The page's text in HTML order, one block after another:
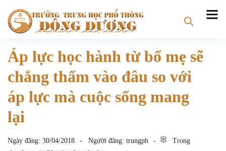
Áp lực học hành từ bố mẹ sẽ
chẳng thấm vào đâu so với
áp lực mà cuộc sống mang
lại
Ngày đăng: 30/04/2018 Người đăng: trungph
Trong